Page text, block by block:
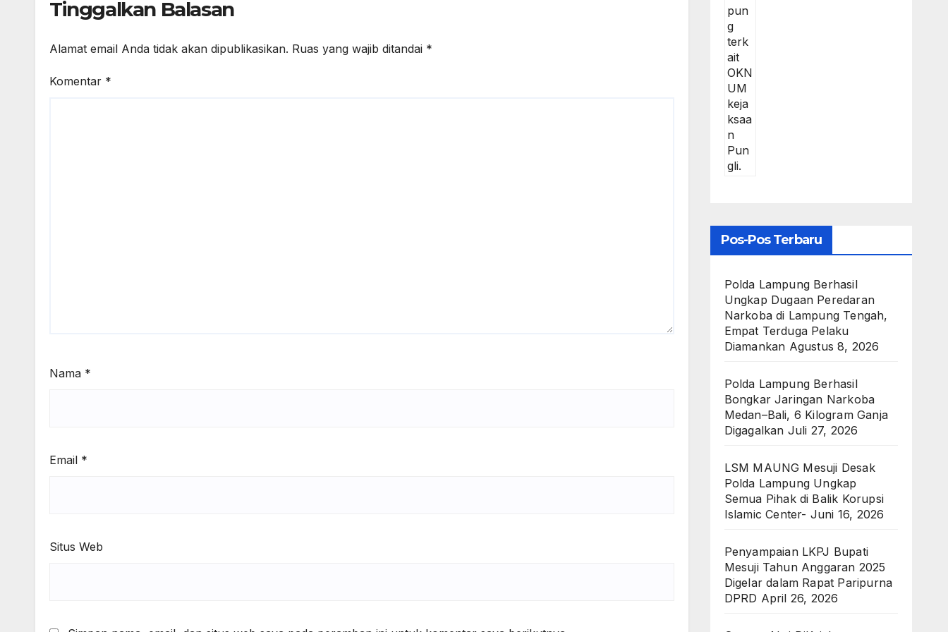
Tinggalkan Balasan
Alamat email Anda tidak akan dipublikasikan. Ruas yang wajib ditandai *
Komentar *
Nama *
Email *
Situs Web
Pos-Pos Terbaru
Polda Lampung Berhasil
Ungkap Dugaan Peredaran
Narkoba di Lampung Tengah,
Empat Terduga Pelaku
Diamankan Agustus 8, 2026
Polda Lampung Berhasil
Bongkar Jaringan Narkoba
Medan–Bali, 6 Kilogram Ganja
Digagalkan Juli 27, 2026
LSM MAUNG Mesuji Desak
Polda Lampung Ungkap
Semua Pihak di Balik Korupsi
Islamic Center- Juni 16, 2026
Penyampaian LKPJ Bupati
Mesuji Tahun Anggaran 2025
Digelar dalam Rapat Paripurna
DPRD April 26, 2026